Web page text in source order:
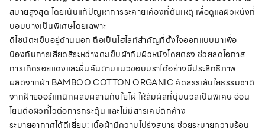
สบายสูงสุด โดยเน้นแก้ปัญหาการระคายเคืองที่ต้นเหตุ เพื่อดูแลผิวหนังที่
บอบบางเป็นพิเศษโดยเฉพาะ
ดีไซน์ตะเข็บอยู่ด้านนอก ถือเป็นไฮไลท์สำคัญที่ตั้งใจออกแบบมาเพื่อ
ป้องกันการเสียดสีระหว่างตะเข็บผ้ากับผิวหนังโดยตรง ช่วยลดโอกาส
การเกิดรอยแดงและผื่นคันตามแนวขอบบราได้อย่างมีประสิทธิภาพ
ผลิตจากผ้า BAMBOO COTTON ORGANIC คัดสรรเส้นใยธรรมชาติ
จากฝ้ายออร์แกนิกผสมผสานกับใยไผ่ ให้สัมผัสที่นุ่มนวลเป็นพิเศษ อ่อน
โยนต่อผิวที่ไวต่อการกระตุ้น และไม่มีสารเคมีตกค้าง
ระบายอากาศได้ดีเยี่ยม: เนื้อผ้ามีความโปร่งสบาย ช่วยระบายความร้อน